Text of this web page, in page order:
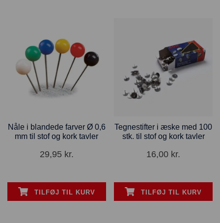
Nåle i blandede farver Ø 0,6
mm til stof og kork tavler
29,95 kr.
TILFØJ TIL KURV
Tegnestifter i æske med 100
stk. til stof og kork tavler
16,00 kr.
TILFØJ TIL KURV